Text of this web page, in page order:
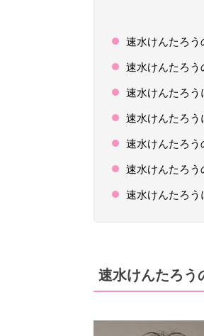
速水けんたろ
速水けんたろ
速水けんたろ
速水けんたろ
速水けんたろ
速水けんたろ
速水けんたろ
速水けんたろう